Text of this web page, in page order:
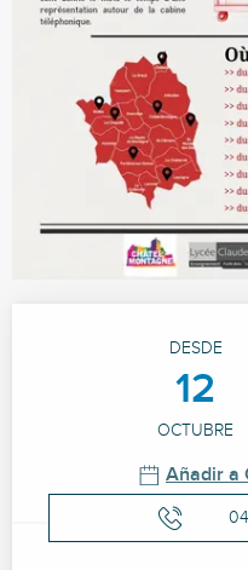
Horarios yDESDE
12
OCTUBRE
Añadir a